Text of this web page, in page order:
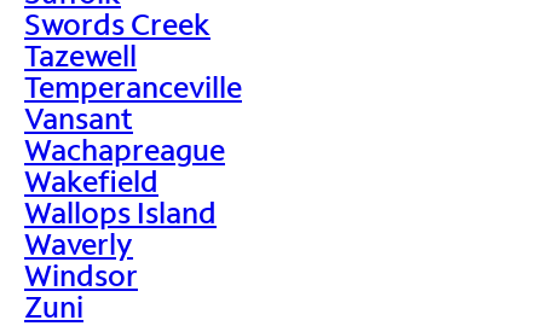
Swords Creek
Tazewell
Temperanceville
Vansant
Wachapreague
Wakefield
Wallops Island
Waverly
Windsor
Zuni